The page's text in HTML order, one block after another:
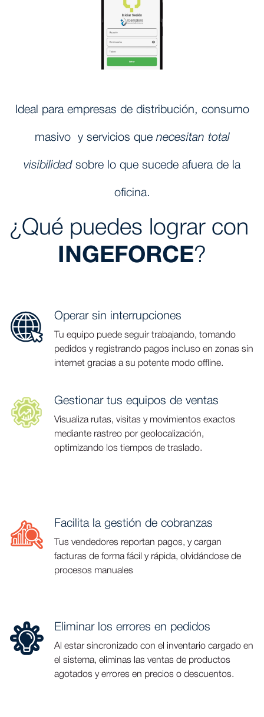
Ideal para empresas de distribución, consumo
masivo y servicios que necesitan total
visibilidadsobre lo que sucede afuera de la
oficina.
¿Qué puedes lograr con
INGEFORCE?
⁠Operar sin interrupciones
Tu equipo puede seguir trabajando, tomando
pedidos y registrando pagos incluso en zonas sin
internet gracias a su potente modo offline.
Gestionar tus equipos de ventas
Visualiza rutas, visitas y movimientos exactos
mediante rastreo por geolocalización,
optimizando los tiempos de traslado.
Facilita la gestión de cobranzas
Tus vendedores reportan pagos, y cargan
facturas de forma fácil y rápida, olvidándose de
procesos manuales
Eliminar los errores en pedidos
Al estar sincronizado con el inventario cargado en
el sistema, eliminas las ventas de productos
agotados y errores en precios o descuentos.